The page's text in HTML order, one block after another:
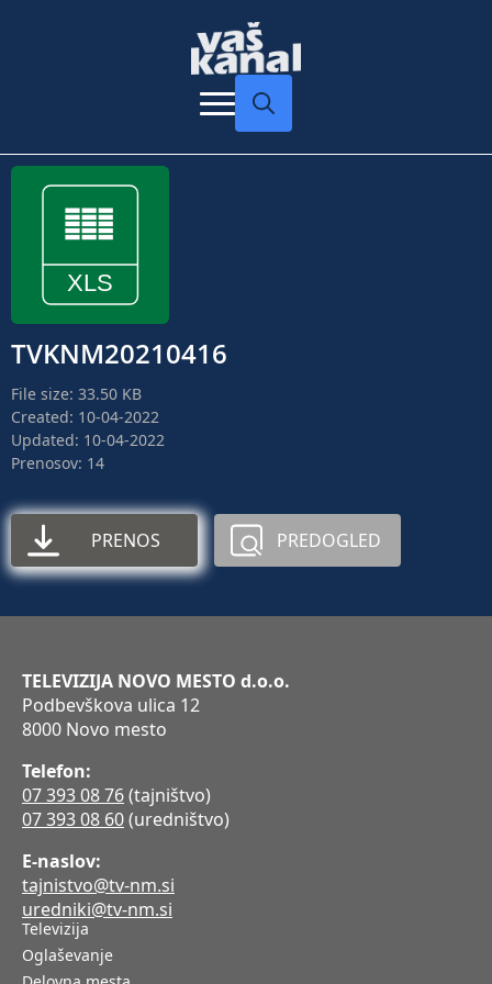
TVKNM20210416
File size: 33.50 KB
Created: 10-04-2022
Updated: 10-04-2022
Prenosov: 14
PRENOS PREDOGLED
TELEVIZIJA NOVO MESTO d.o.o.
Podbevškova ulica 12
8000 Novo mesto
Telefon:
07 393 08 76(tajništvo)
07 393 08 60(uredništvo)
E-naslov:
tajnistvo@tv-nm.si
uredniki@tv-nm.si
Televizija
Oglaševanje